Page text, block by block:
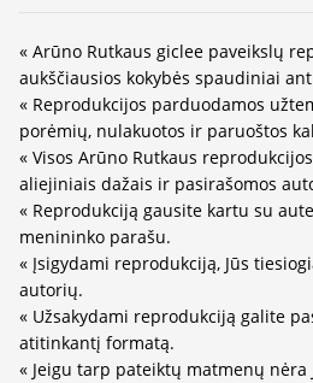
« Arūno Rutkaus giclee paveikslų
aukščiausios kokybės spaudiniai
« Reprodukcijos parduodamos
porėmių, nulakuotos ir paruoštos
« Visos Arūno Rutkaus
aliejiniais dažais ir pasirašomos
« Reprodukciją gausite kartu su
menininko parašu.
« Įsigydami reprodukciją, Jūs
autorių.
« Užsakydami reprodukciją galite
atitinkantį formatą.
« Jeigu tarp pateiktų matmenų nėra